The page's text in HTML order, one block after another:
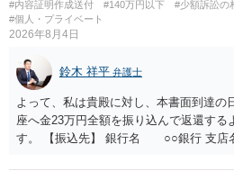
#内容証明作成送付 #140万円以下 #少額訴訟の
#個人・プライベート
2026年8月4日
鈴木 祥平 弁護士
よって、私は貴殿に対し、本書面到達の
座へ金23万円全額を振り込んで返還する
す。 【振込先】 銀行名 ○○銀行 支